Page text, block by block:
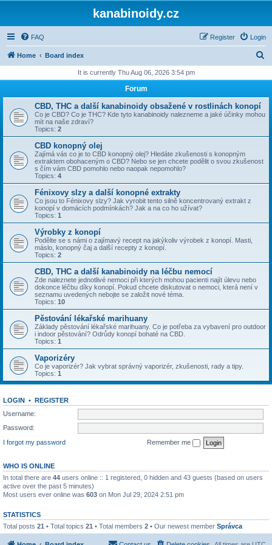
kanabinoidy.cz
FAQ Login
Register
Home Board index
r
It is currently Thu Aug 06, 2026 3:54 pm
Forum
CBD, THC a další kanabinoidy obsažené v rostlinách konopí
Co je CBD? Co je THC? Kde tyto kanabinoidy nalezneme a jaké účinky mohou
mít na naše zdraví?
Topics: 2
CBD konopný olej
Zajímá vás co je to CBD konopný olej? Hledáte zkušenosti s konopným
extraktem obohaceným o CBD? Nebo se jen chcete podělit o svou zkušenost
s čím vám CBD pomohlo nebo naopak nepomohlo?
Topics: 4
Fénixovy slzy a další konopné extrakty
Co jsou to Fénixovy slzy? Jak vyrobit tento silně koncentrovaný extrakt z
konopí v domácích podmínkách? Jak a na co ho užívat?
Topics: 1
Výrobky z konopí
Podělte se s námi o zajímavý recept na jakýkoliv výrobek z konopí. Masti,
máslo, konopný čaj a další recepty z konopí.
Topics: 2
CBD, THC a další kanabinoidy na léčbu nemocí
Zde naleznete jednotlivé nemoci při kterých mohou pacienti najít úlevu nebo
dokonce léčbu díky konopí. Pokud chcete diskutovat o nemoci, která není v
seznamu uvedených nebojte se založit nové téma.
Topics: 10
Pěstování lékařské marihuany
Základy pěstování lékařské marihuany. Co je potřeba za vybavení pro outdoor
i indoor pěstování? Odrůdy konopí bohaté na CBD.
Topics: 1
Vaporizéry
Co je vaporizér? Jak vybrat správný vaporizér, zkušenosti, rady a tipy.
Topics: 1
LOGIN • REGISTER
Username:
Password:
I forgot my password
Remember me
WHO IS ONLINE
In total there are 44 users online :: 1 registered, 0 hidden and 43 guests (based on users
active over the past 5 minutes)
Most users ever online was 603 on Mon Jul 29, 2024 2:51 pm
STATISTICS
Total posts 21 • Total topics 21 • Total members 2 • Our newest member Správca